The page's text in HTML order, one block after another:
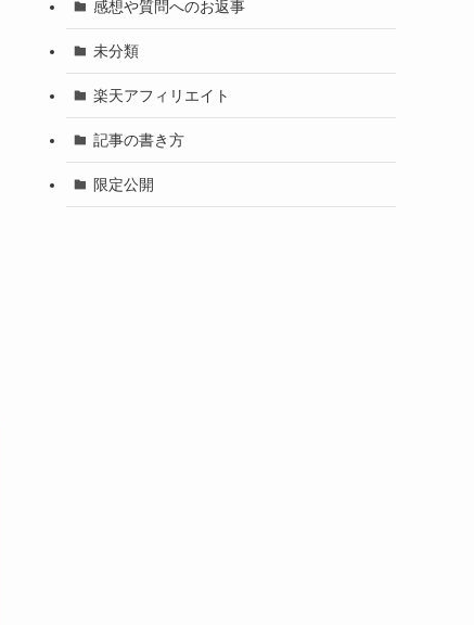
感想や質問へのお返事
未分類
楽天アフィリエイト
記事の書き方
限定公開